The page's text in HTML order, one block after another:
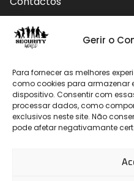
Gerir o
Para fornecer as melhores
como cookies para
dispositivo. Consentir com
processar dados, como
exclusivos neste site. Não
pode afetar negativamante
Contactos
912 009 740
geral@securityworld.pt